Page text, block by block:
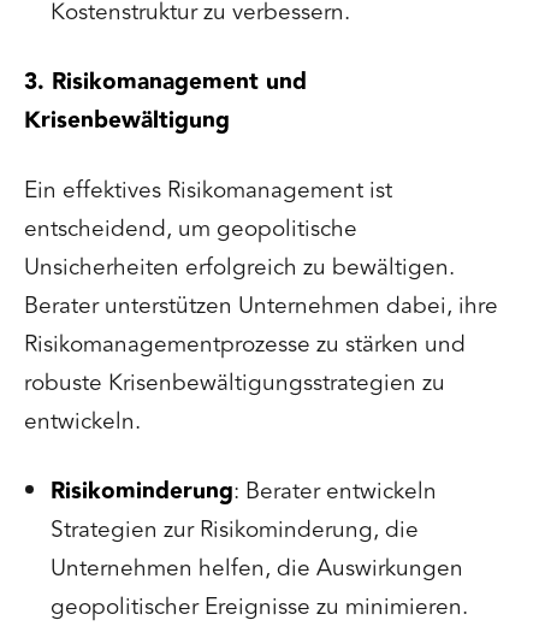
Kostenstruktur zu verbessern.
3. Risikomanagement und
Krisenbewältigung
Ein effektives Risikomanagement ist
entscheidend, um geopolitische
Unsicherheiten erfolgreich zu bewältigen.
Berater unterstützen Unternehmen dabei, ihre
Risikomanagementprozesse zu stärken und
robuste Krisenbewältigungsstrategien zu
entwickeln.
Risikominderung: Berater entwickeln
Strategien zur Risikominderung, die
Unternehmen helfen, die Auswirkungen
geopolitischer Ereignisse zu minimieren.